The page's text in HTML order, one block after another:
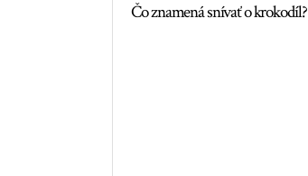
Čo znamená snívať o krokodíl?